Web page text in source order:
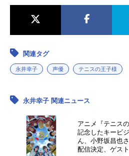
関連タグ
永井幸子 声優 テニスの王子様
永井幸子 関連ニュース
アニメ『テニス
記念したキービ
ん、小野坂昌也
配信決定、ゲス